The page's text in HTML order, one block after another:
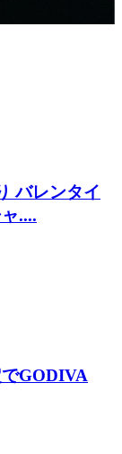
バレンタイ
....
GODIVA